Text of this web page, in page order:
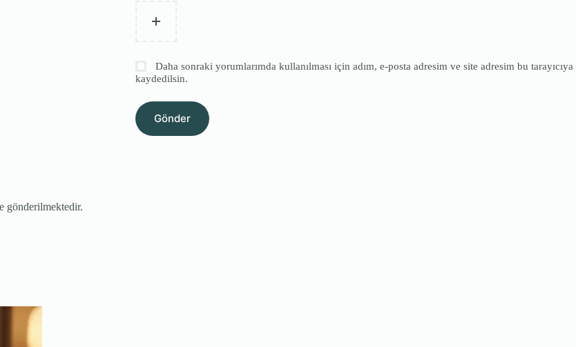
Daha sonraki yorumlarımda kullanılması için adım, e-posta adresim ve site adresim bu tarayıcıya
kaydedilsin.
Gönder
gönderilmektedir.